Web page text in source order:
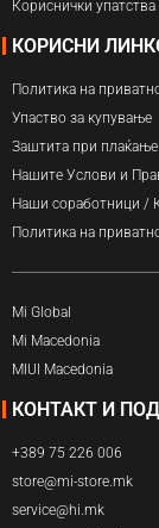
Кориснички упатства
КОРИСНИ
Политика на
Упаство за купување
Заштита при
Нашите Услови и
Наши соработници /
Политика на
Mi Global
Mi Macedonia
MIUI Macedonia
КОНТАКТ И
+389 75 226 006
store@mi-store.mk
service@hi.mk